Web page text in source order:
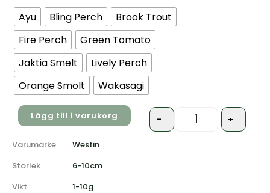
Ayu Bling Perch
Brook Trout
Fire Perch
Green Tomato
Jaktia Smelt
Lively Perch
Orange Smolt
Wakasagi
- +
Lägg till i varukorg
Varumärke
Westin
Storlek
6-10cm
Vikt
1-10g